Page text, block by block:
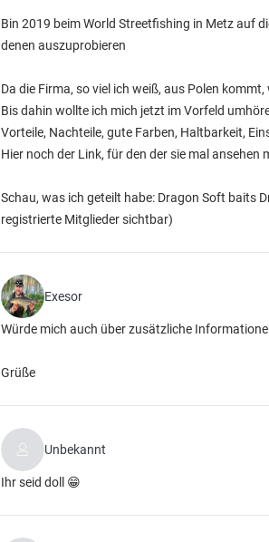
Bin 2019 beim World Streetfishing in Metz auf
denen auszuprobieren
Da die Firma, so viel ich weiß, aus Polen
Bis dahin wollte ich mich jetzt im Vorfeld
Vorteile, Nachteile, gute Farben, Haltbarkeit,
Hier noch der Link, für den der sie mal ansehen
Schau, was ich geteilt habe: Dragon Soft baits
registrierte Mitglieder sichtbar)
Exesor
Würde mich auch über zusätzliche
Grüße
Unbekannt
Ihr seid doll 😁